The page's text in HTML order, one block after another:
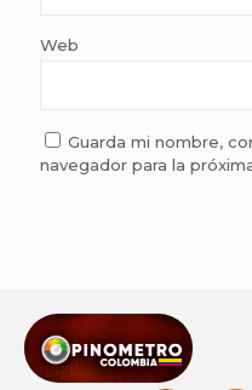
Web
Guarda mi nombre,
navegador para la